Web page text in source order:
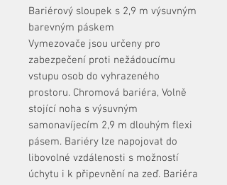
Bariérový sloupek s 2,9 m výsuvným
barevným páskem
Vymezovače jsou určeny pro
zabezpečení proti nežádoucímu
vstupu osob do vyhrazeného
prostoru. Chromová bariéra, Volně
stojící noha s výsuvným
samonavíjecím 2,9 m dlouhým flexi
pásem. Bariéry lze napojovat do
libovolné vzdálenosti s možností
úchytu i k připevnění na zeď. Bariéra